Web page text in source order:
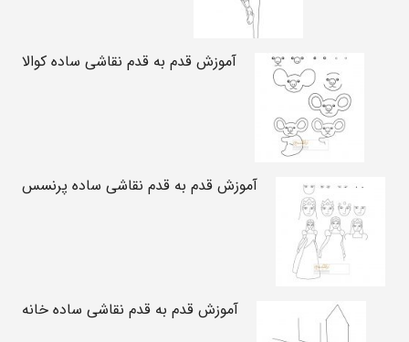
آموزش قدم به قدم نقاشی ساده کوالا
آموزش قدم به قدم نقاشی ساده پرنسس
آموزش قدم به قدم نقاشی ساده خانه